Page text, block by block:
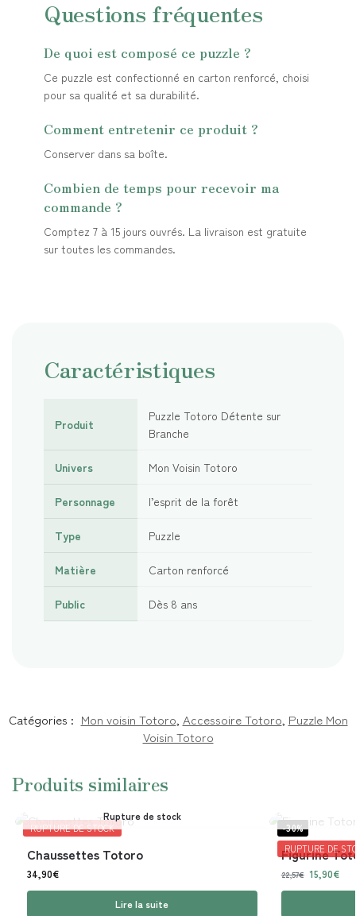
Questions fréquentes
De quoi est composé ce puzzle ?
Ce puzzle est confectionné en carton renforcé, choisi
pour sa qualité et sa durabilité.
Comment entretenir ce produit ?
Conserver dans sa boîte.
Combien de temps pour recevoir ma
commande ?
Comptez 7 à 15 jours ouvrés. La livraison est gratuite
sur toutes les commandes.
Caractéristiques
Produit
Puzzle Totoro Détente sur
Branche
Univers Mon Voisin Totoro
Personnage l’esprit de la forêt
Type Puzzle
Matière Carton renforcé
Public Dès 8 ans
Catégories : Mon voisin Totoro, Accessoire Totoro, Puzzle Mon
Voisin Totoro
Produits similaires
RUPTURE DE STOCK
Rupture de stock
Chaussettes Totoro
34,90€
Lire la suite
-30%
RUPTURE DE
Figurine
22,57€ 15,90€